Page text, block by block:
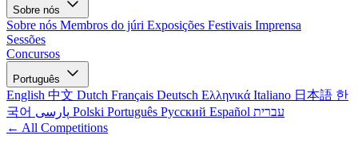
Sobre nós
Sobre nós Membros do júri Exposições Festivais Imprensa
Sessões
Concursos
Português
English 中文 Dutch Français Deutsch Ελληνικά Italiano 日本語 한
국어
Polski Português Русский Español עברית
← All Competitions